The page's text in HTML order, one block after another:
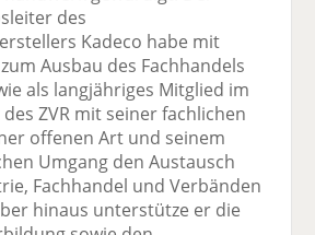
des
Kadeco habe mit
Ausbau des Fachhandels
als langjähriges Mitglied im
ZVR mit seiner fachlichen
offenen Art und seinem
Umgang den Austausch
Fachhandel und Verbänden
hinaus unterstütze er die